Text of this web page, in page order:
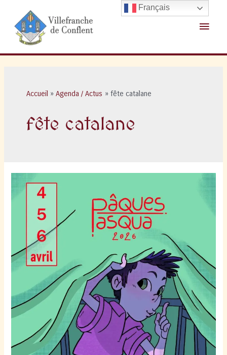
contenu
Menu
Accueil Agenda / Actus fête catalane
fête catalane
Français